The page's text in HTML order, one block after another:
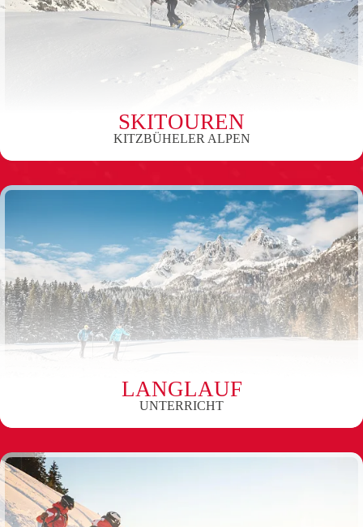
SKITOUREN
KITZBÜHELER ALPEN
LANGLAUF
UNTERRICHT